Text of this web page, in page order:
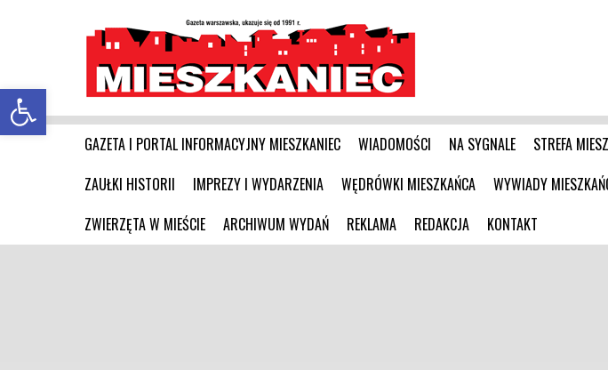
Otwórz pasek narzędzi
GAZETA I PORTAL INFORMACYJNY MIESZKANIEC WIADOMOŚCI NA SYGNALE STREFA
ZAUŁKI HISTORII
IMPREZY I WYDARZENIA WĘDRÓWKI MIESZKAŃCA WYWIADY
ZWIERZĘTA W MIEŚCIE
ARCHIWUM WYDAŃ REKLAMA REDAKCJA KONTAKT